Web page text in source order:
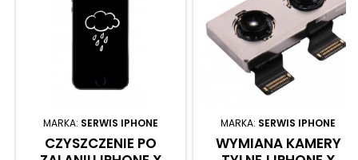
MARKA: SERWIS IPHONE
CZYSZCZENIE PO
MARKA: SERWIS IPHONE
WYMIANA KAMERY